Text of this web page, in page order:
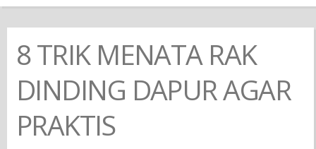
8 TRIK MENATA RAK
DINDING DAPUR AGAR
PRAKTIS